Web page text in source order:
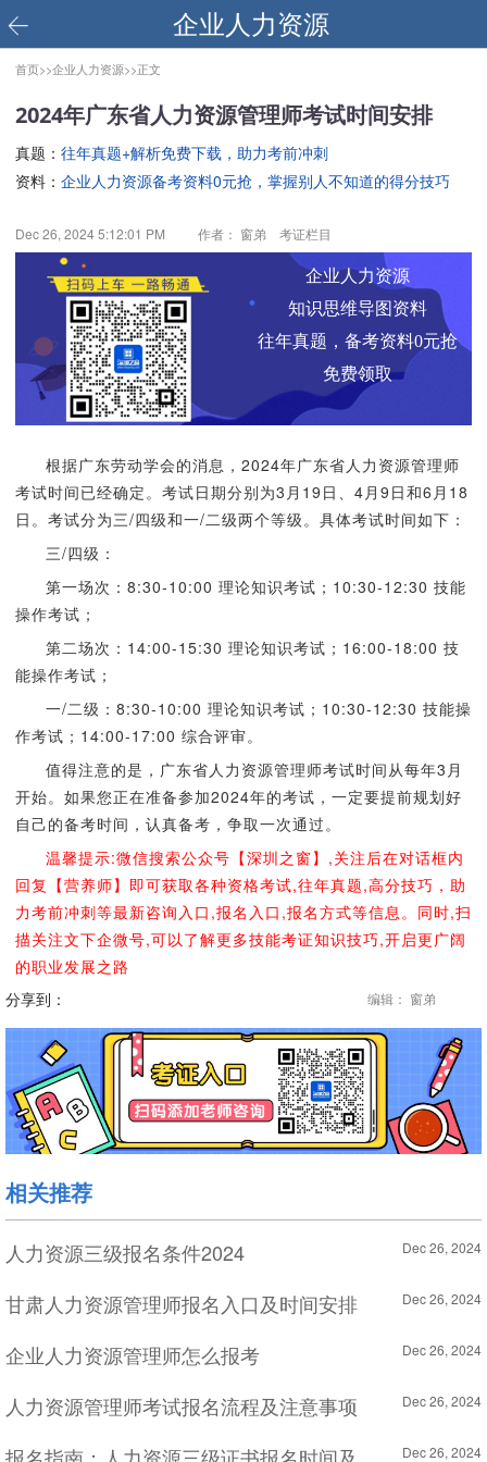
企业人力资源
首页>>企业人力资源>>正文
2024年广东省人力资源管理师考试时间安排
真题： 往年真题+解析免费下载，助力考前冲刺
资料： 企业人力资源备考资料0元抢，掌握别人不知道的得分技巧
Dec 26, 2024 5:12:01 PM 作者： 窗弟 考证栏目
企业人力资源
知识思维导图资料
往年真题，备考资料0元抢
免费领取
根据广东劳动学会的消息，2024年广东省人力资源管理师
考试时间已经确定。考试日期分别为3月19日、4月9日和6月18
日。考试分为三/四级和一/二级两个等级。具体考试时间如下：
三/四级：
第一场次：8:30-10:00 理论知识考试；10:30-12:30 技能
操作考试；
第二场次：14:00-15:30 理论知识考试；16:00-18:00 技
能操作考试；
一/二级：8:30-10:00 理论知识考试；10:30-12:30 技能操
作考试；14:00-17:00 综合评审。
值得注意的是，广东省人力资源管理师考试时间从每年3月
开始。如果您正在准备参加2024年的考试，一定要提前规划好
自己的备考时间，认真备考，争取一次通过。
温馨提示:微信搜索公众号【深圳之窗】,关注后在对话框内
回复【营养师】即可获取各种资格考试,往年真题,高分技巧，助
力考前冲刺等最新咨询入口,报名入口,报名方式等信息。同时,扫
描关注文下企微号,可以了解更多技能考证知识技巧,开启更广阔
的职业发展之路
分享到：
编辑： 窗弟
相关推荐
人力资源三级报名条件2024 Dec 26, 2024
甘肃人力资源管理师报名入口及时间安排 Dec 26, 2024
企业人力资源管理师怎么报考 Dec 26, 2024
人力资源管理师考试报名流程及注意事项 Dec 26, 2024
Dec 26, 2024